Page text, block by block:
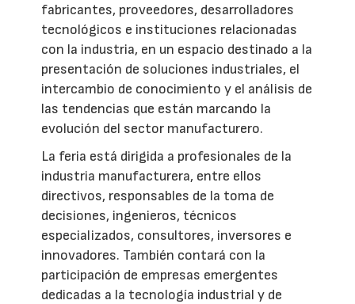
fabricantes, proveedores, desarrolladores
tecnológicos e instituciones relacionadas
con la industria, en un espacio destinado a la
presentación de soluciones industriales, el
intercambio de conocimiento y el análisis de
las tendencias que están marcando la
evolución del sector manufacturero.
La feria está dirigida a profesionales de la
industria manufacturera, entre ellos
directivos, responsables de la toma de
decisiones, ingenieros, técnicos
especializados, consultores, inversores e
innovadores. También contará con la
participación de empresas emergentes
dedicadas a la tecnología industrial y de